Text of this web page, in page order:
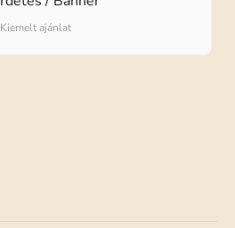
Kiemelt ajánlat